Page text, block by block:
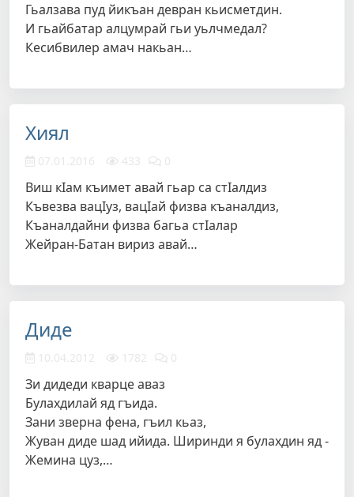
Гьалзава пуд йикъан девран кьисметдин.
И гьайбатар алцумрай гьи уьлчмедал?
Кесибвилер амач накьан…
Хиял
07.01.2016 433 0
Виш кIам къимет авай гьар са стIалдиз
Къвезва вацIуз, вацIай физва къаналдиз,
Къаналдайни физва багьа стIалар
Жейран-Батан вириз авай…
Диде
10.04.2012 1782 0
Зи дидеди кварце аваз
Булахдилай яд гъида.
Зани зверна фена, гъил кьаз,
Жуван диде шад ийида. Ширинди я булахдин яд -
Жемина цуз,…